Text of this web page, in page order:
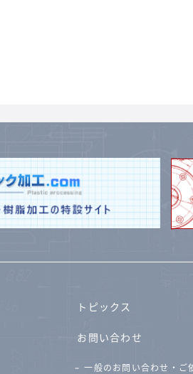
トピックス
お問い合わせ
一般のお問い合わせ・ご